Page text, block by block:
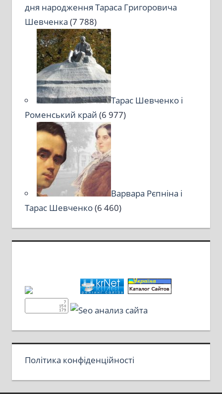
дня народження Тараса Григоровича
Шевченка (7 788)
Тарас Шевченко і
Роменський край (6 977)
Варвара Рєпніна і
Тарас Шевченко(6 460)
Політика конфіденційності